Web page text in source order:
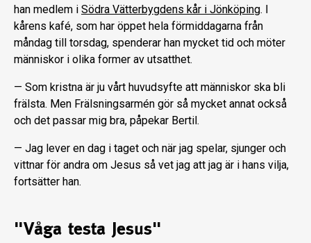
han med­lem i Södra Vätterbygdens kår i Jönköping. I
kårens kafé, som har öppet hela förmid­dagarna från
måndag till torsdag, spenderar han mycket tid och möter
människor i olika former av utsatthet.
— Som kristna är ju vårt huvudsyfte att människor ska bli
frälsta. Men Frälsnings­armén gör så mycket annat också
och det passar mig bra, påpekar Bertil.
— Jag lever en dag i taget och när jag spe­lar, sjunger och
vittnar för andra om Jesus så vet jag att jag är i hans vilja,
fortsätter han.
"Våga testa Jesus"